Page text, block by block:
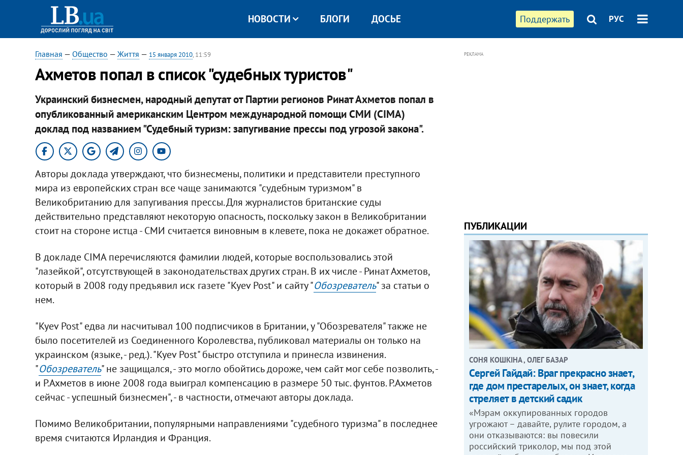
Поддержать РУС
НОВОСТИ БЛОГИ ДОСЬЕ
Главная — Общество — Життя — 15 января 2010, 11:59
Ахметов попал в список "судебных туристов"
Украинский бизнесмен, народный депутат от Партии регионов Ринат Ахметов попал в
опубликованный американским Центром международной помощи СМИ (CIMA)
доклад под названием "Судебный туризм: запугивание прессы под угрозой закона".
Авторы доклада утверждают, что бизнесмены, политики и представители преступного
мира из европейских стран все чаще занимаются "судебным туризмом" в
Великобританию для запугивания прессы. Для журналистов британские суды
действительно представляют некоторую опасность, поскольку закон в Великобритании
стоит на стороне истца - СМИ считается виновным в клевете, пока не докажет обратное.
В докладе CIMA перечисляются фамилии людей, которые воспользовались этой
"лазейкой", отсутствующей в законодательствах других стран. В их числе - Ринат Ахметов,
который в 2008 году предъявил иск газете "Kyev Post" и сайту "Обозреватель" за статьи о
нем.
"Kyev Post" едва ли насчитывал 100 подписчиков в Британии, у "Обозревателя" также не
было посетителей из Соединенного Королевства, публиковал материалы он только на
украинском (языке, - ред.). "Kyev Post" быстро отступила и принесла извинения.
"Обозреватель" не защищался, - это могло обойтись дороже, чем сайт мог себе позволить, -
и Р.Ахметов в июне 2008 года выиграл компенсацию в размере 50 тыс. фунтов. Р.Ахметов
сейчас - успешный бизнесмен", - в частности, отмечают авторы доклада.
Помимо Великобритании, популярными направлениями "судебного туризма" в последнее
время считаются Ирландия и Франция.
РЕКЛАМА
ПУБЛИКАЦИИ
СОНЯ КОШКІНА , ОЛЕГ БАЗАР
Сергей Гайдай: Враг прекрасно знает,
где дом престарелых, он знает, когда
стреляет в детский садик
«Мэрам оккупированных городов
угрожают – давайте, рулите городом, а
они отказываются: вы повесили
российский триколор, мы под этой